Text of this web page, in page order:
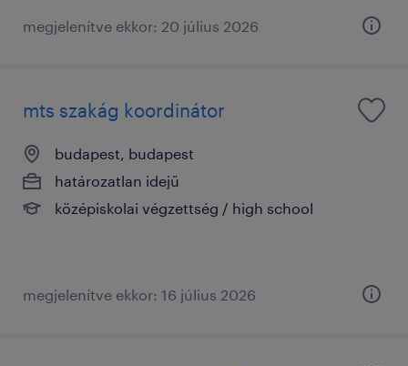
megjelenítve ekkor: 20 július 2026
mts szakág koordinátor
budapest, budapest
határozatlan idejű
középiskolai végzettség / high school
megjelenítve ekkor: 16 július 2026